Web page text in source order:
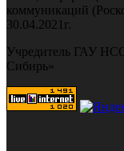
коммуникаций
30.04.2021г.
Учредитель ГАУ
Сибирь»